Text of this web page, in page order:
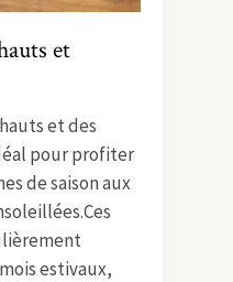
et
et des
pour profiter
de saison aux
estivaux,